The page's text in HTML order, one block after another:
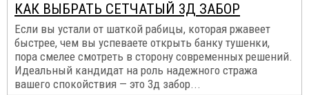
КАК ВЫБРАТЬ СЕТЧАТЫЙ 3Д ЗАБОР
Если вы устали от шаткой рабицы, которая ржавеет
быстрее, чем вы успеваете открыть банку тушенки,
пора смелее смотреть в сторону современных решений.
Идеальный кандидат на роль надежного стража
вашего спокойствия — это 3д забор...